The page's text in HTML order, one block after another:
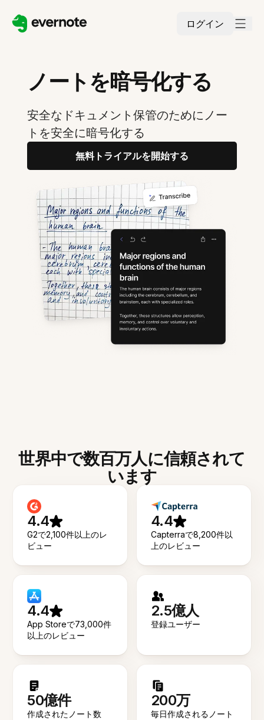
ログイン
ノートを暗号化する
安全なドキュメント保管のためにノー
トを安全に暗号化する
無料トライアルを開始する
世界中で数百万人に信頼されて
います
4.4
G2で2,100件以上のレ
ビュー
4.4
Capterraで8,200件以
上のレビュー
4.4
App Storeで73,000件
以上のレビュー
2.5億人
登録ユーザー
50億件
作成されたノート数
200万
毎日作成されるノート